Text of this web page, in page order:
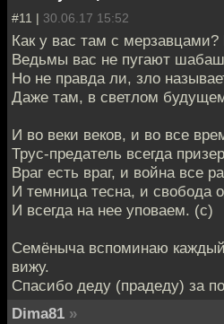
#11 | 30.06.17 15:52
Как у вас там с
Ведьмы вас не пугают
Но не правда ли, зло
Даже там, в светлом
И во веки веков, и во все
Трус-предатель всегда
Враг есть враг, и война все
И темница тесна, и свобода
И всегда на нее уповаем. (с)
Семёныча вспоминаю каждый
вижу.
Спасибо деду (прадеду) за
Dima81 »